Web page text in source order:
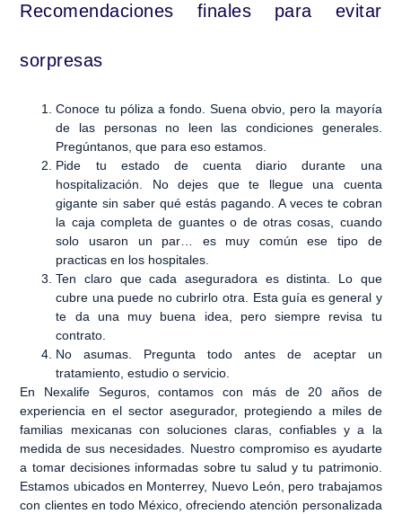
Recomendaciones finales para evitar
sorpresas
Conoce tu póliza a fondo. Suena obvio, pero la mayoría
de las personas no leen las condiciones generales.
Pregúntanos, que para eso estamos.
Pide tu estado de cuenta diario durante una
hospitalización. No dejes que te llegue una cuenta
gigante sin saber qué estás pagando. A veces te cobran
la caja completa de guantes o de otras cosas, cuando
solo usaron un par… es muy común ese tipo de
practicas en los hospitales.
Ten claro que cada aseguradora es distinta . Lo que
cubre una puede no cubrirlo otra. Esta guía es general y
te da una muy buena idea, pero siempre revisa tu
contrato.
No asumas.
Pregunta todo antes de aceptar un
tratamiento, estudio o servicio.
En Nexalife Seguros, contamos con más de 20 años de
experiencia en el sector asegurador, protegiendo a miles de
familias mexicanas con soluciones claras, confiables y a la
medida de sus necesidades. Nuestro compromiso es ayudarte
a tomar decisiones informadas sobre tu salud y tu patrimonio.
Estamos ubicados en Monterrey, Nuevo León, pero trabajamos
con clientes en todo México, ofreciendo atención personalizada